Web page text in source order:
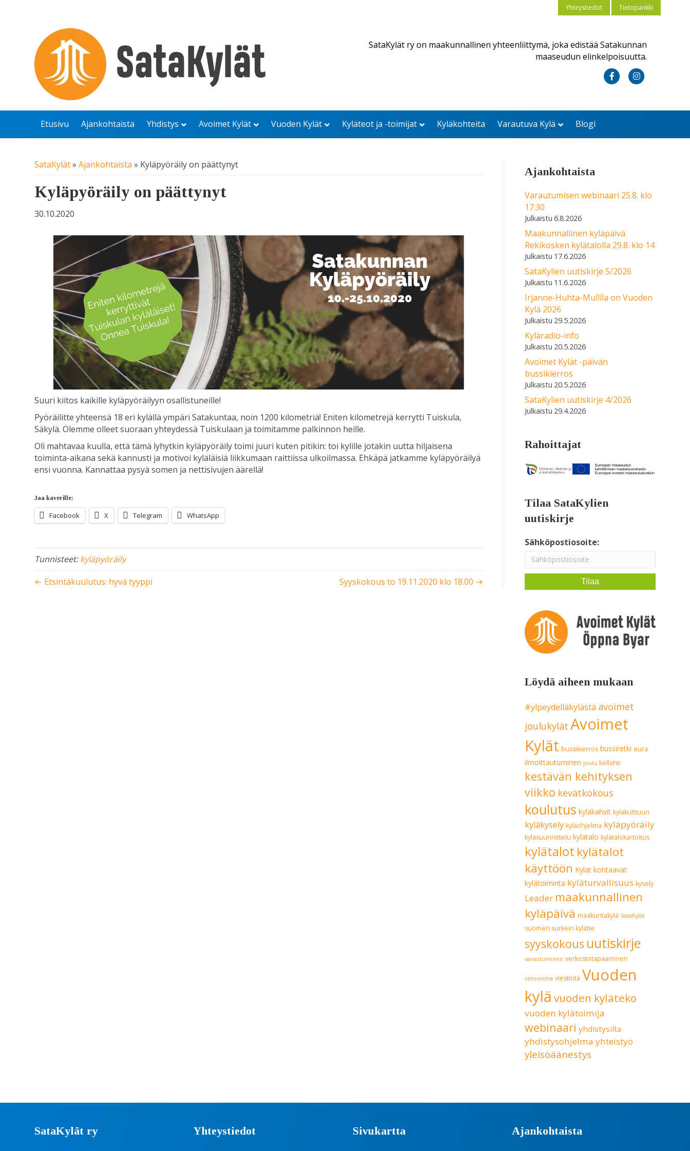
Yhteystiedot Tietopankki
SataKylät ry on maakunnallinen yhteenliittymä, joka edistää Satakunnan
maaseudun elinkelpoisuutta.
c
b
k
s
a
Etusivu Ajankohtaista Yhdistys Avoimet Kylät Vuoden Kylät Kyläteot ja -toimijat Kyläkohteita Varautuva Kylä Blogi
SataKylät»Ajankohtaista » Kyläpyöräily on päättynyt
Kyläpyöräily on päättynyt
30.10.2020
Suuri kiitos kaikille kyläpyöräilyyn osallistuneille!
Pyöräilitte yhteensä 18 eri kylällä ympäri Satakuntaa, noin 1200 kilometriä! Eniten kilometrejä kerrytti Tuiskula,
Säkylä. Olemme olleet suoraan yhteydessä Tuiskulaan ja toimitamme palkinnon heille.
Oli mahtavaa kuulla, että tämä lyhytkin kyläpyöräily toimi juuri kuten pitikin: toi kylille jotakin uutta hiljaisena
toiminta-aikana sekä kannusti ja motivoi kyläläisiä liikkumaan raittiissa ulkoilmassa. Ehkäpä jatkamme kyläpyöräilyä
ensi vuonna. Kannattaa pysyä somen ja nettisivujen äärellä!
Jaa kaverille:
Facebook X Telegram WhatsApp
Tunnisteet:kyläpyöräily
← Etsintäkuulutus: hyvä tyyppi
Syyskokous to 19.11.2020 klo 18.00 →
Ajankohtaista
Varautumisen webinaari 25.8. klo
17.30
6.8.2026
Maakunnallinen kyläpäivä
Rekikosken kylätalolla 29.8. klo 14
17.6.2026
SataKylien uutiskirje 5/2026
11.6.2026
Irjanne-Huhta-Mullila on Vuoden
Kylä 2026
29.5.2026
Kyläradio-info
20.5.2026
Avoimet Kylät -päivän
bussikierros
20.5.2026
SataKylien uutiskirje 4/2026
29.4.2026
Rahoittajat
Tilaa SataKylien
uutiskirje
Sähköpostiosoite:
Löydä aiheen mukaan
#ylpeydelläkylästä avoimet
joulukylät Avoimet
Kylät bussikierros bussiretki eura
ilmoittautuminen joulu kellahti
kestävän kehityksen
viikko kevätkokous
koulutus kyläkahvit kyläkulttuuri
kyläkysely kyläohjelma kyläpyöräily
kyläsuunnittelu kylätalo kylätalokartoitus
kylätalot kylätalot
käyttöön Kylät kohtaavat
kylätoiminta kyläturvallisuus kysely
Leader maakunnallinen
kyläpäivä maakuntakylä SataKylät
suomen surkein kylätie
syyskokous uutiskirje
varautuminen verkostotapaaminen
vetovoima viestintä Vuoden
kylä vuoden kyläteko
vuoden kylätoimija
webinaari yhdistysilta
yhdistysohjelma yhteistyö
yleisöäänestys
SataKylät ry Yhteystiedot Sivukartta Ajankohtaista